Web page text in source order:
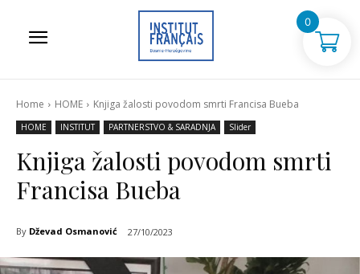
Home HOME Knjiga žalosti povodom smrti Francisa Bueba
HOME INSTITUT PARTNERSTVO & SARADNJA Slider
Knjiga žalosti povodom smrti
Francisa Bueba
By Dževad Osmanović 27/10/2023
0